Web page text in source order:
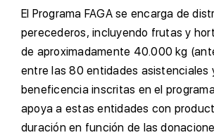
El Programa FAGA se encarga de
perecederos, incluyendo frutas y
de aproximadamente 40.000 kg
entre las 80 entidades asistenciales
beneficencia inscritas en el
apoya a estas entidades con
duración en función de las